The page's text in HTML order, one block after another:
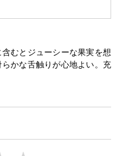
むとジューシーな果実を想
かな舌触りが心地よい。充